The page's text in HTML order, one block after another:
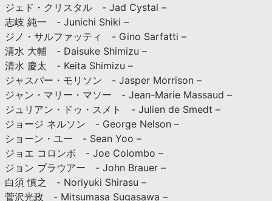
ジェド・クリスタル - Jad Cystal –
志岐 純一 - Junichi Shiki –
ジノ・サルファッティ - Gino Sarfatti –
清水 大輔 - Daisuke Shimizu –
清水 慶太 - Keita Shimizu –
ジャスパー・モリソン - Jasper Morrison –
ジャン・マリー・マソー - Jean-Marie Massaud –
ジュリアン・ドゥ・スメト - Julien de Smedt –
ジョージ ネルソン - George Nelson –
ショーン・ユー - Sean Yoo –
ジョエ コロンボ - Joe Colombo –
ジョン ブラウアー - John Brauer –
白須 慎之 - Noriyuki Shirasu –
菅沢光政 - Mitsumasa Sugasawa –